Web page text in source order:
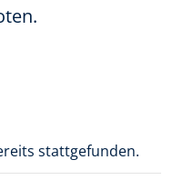
stattgefunden.